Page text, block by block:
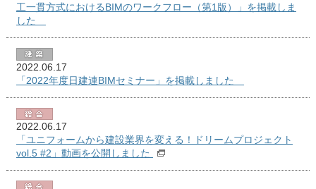
工一貫方式におけるBIMのワークフロー（第1版）」を掲載しま
した
2022.06.17
「2022年度日建連BIMセミナー」を掲載しました
2022.06.17
「ユニフォームから建設業界を変える！ドリームプロジェクト
vol.5 #2」動画を公開しました